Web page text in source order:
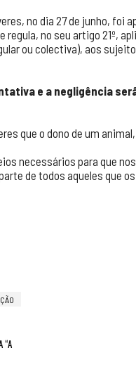
no dia 27 de junho, foi
no seu artigo 21º,
ou colectiva), aos
e a negligência
que o dono de um
necessários para que
de todos aqueles que
“A